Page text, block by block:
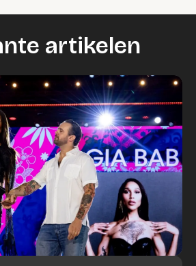
artikelen